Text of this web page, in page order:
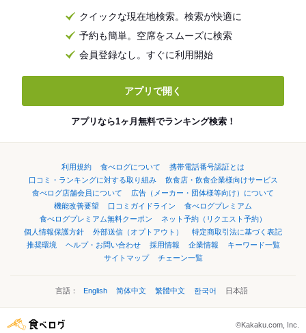
クイックな現在地検索。検索が快適に
予約も簡単。空席をスムーズに検索
会員登録なし。すぐに利用開始
アプリで開く
アプリなら1ヶ月無料でランキング検索！
利用規約 食べログについて
携帯電話番号認証とは
口コミ・ランキングに対する取り組み
飲食店・飲食企業様向けサービス
食べログ店舗会員について
広告（メーカー・団体様等向け）について
機能改善要望
口コミガイドライン
食べログプレミアム
食べログプレミアム無料クーポン
ネット予約（リクエスト予約）
個人情報保護方針
外部送信（オプトアウト）
特定商取引法に基づく表記
推奨環境
ヘルプ・お問い合わせ 採用情報 企業情報
キーワード一覧
サイトマップ
チェーン一覧
言語： English 简体中文 繁體中文 한국어 日本語
©Kakaku.com, Inc.